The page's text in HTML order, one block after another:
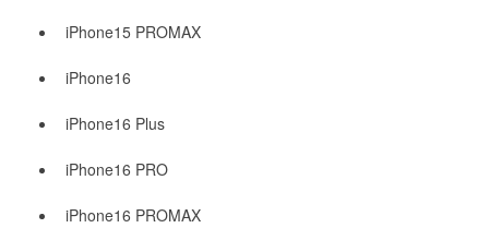
iPhone15 PROMAX
iPhone16
iPhone16 Plus
iPhone16 PRO
iPhone16 PROMAX